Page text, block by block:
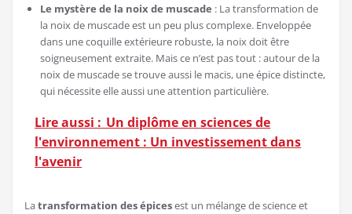
Le mystère de la noix de muscade : La transformation de
la noix de muscade est un peu plus complexe. Enveloppée
dans une coquille extérieure robuste, la noix doit être
soigneusement extraite. Mais ce n’est pas tout : autour de la
noix de muscade se trouve aussi le macis, une épice distincte,
qui nécessite elle aussi une attention particulière.
Lire aussi : Un diplôme en sciences de
l'environnement : Un investissement dans
l'avenir
Latransformation des épicesest un mélange de science et